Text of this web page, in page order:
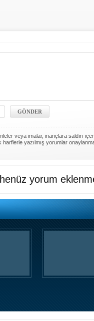
veya imalar, inançlara saldırı
yazılmış yorumlar
yorum